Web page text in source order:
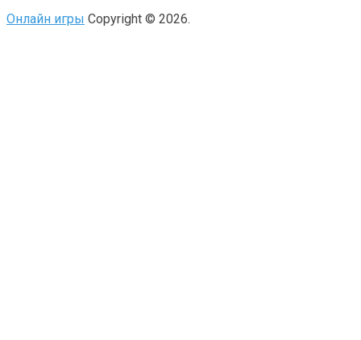
Онлайн игры Copyright © 2026.